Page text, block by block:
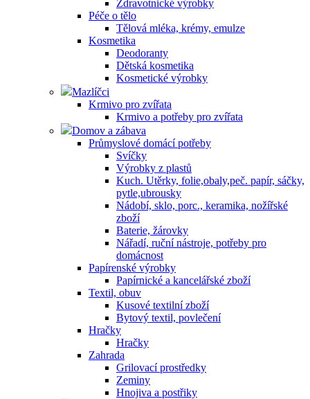
Zdravotnické výrobky
Péče o tělo
Tělová mléka, krémy, emulze
Kosmetika
Deodoranty
Dětská kosmetika
Kosmetické výrobky
Mazlíčci
Krmivo pro zvířata
Krmivo a potřeby pro zvířata
Domov a zábava
Průmyslové domácí potřeby
Svíčky
Výrobky z plastů
Kuch. Utěrky, folie,obaly,peč. papír, sáčky,
pytle,ubrousky
Nádobí, sklo, porc., keramika, nožířské
zboží
Baterie, žárovky
Nářadí, ruční nástroje, potřeby pro
domácnost
Papírenské výrobky
Papírnické a kancelářské zboží
Textil, obuv
Kusové textilní zboží
Bytový textil, povlečení
Hračky
Hračky
Zahrada
Grilovací prostředky
Zeminy
Hnojiva a postřiky